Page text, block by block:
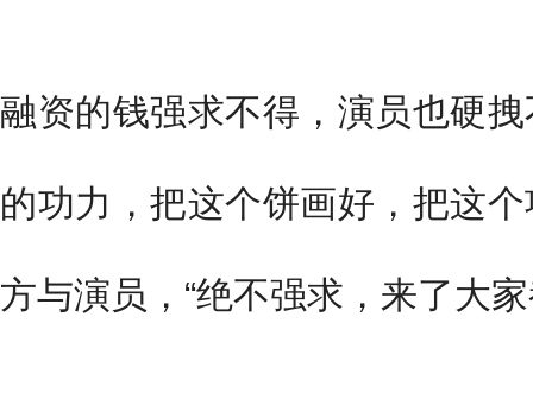
融资的钱强求不得，演员也硬
的功力，把这个饼画好，把这
方与演员，“绝不强求，来了大